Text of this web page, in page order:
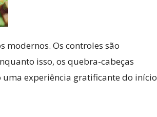
modernos. Os controles são
isso, os quebra-cabeças
experiência gratificante do início